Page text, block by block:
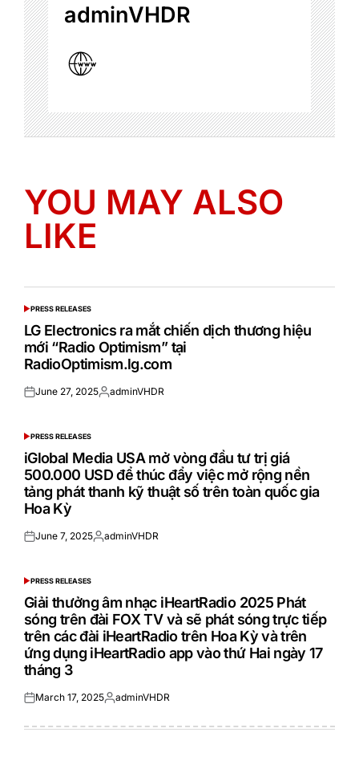
adminVHDR
YOU MAY ALSO
LIKE
POSTED
IN
PRESS RELEASES
LG Electronics ra mắt chiến dịch thương hiệu
mới “Radio Optimism” tại
RadioOptimism.lg.com
Posted
June 27, 2025Posted
adminVHDR
POSTED
IN
PRESS RELEASES
iGlobal Media USA mở vòng đầu tư trị giá
500.000 USD để thúc đẩy việc mở rộng nền
tảng phát thanh kỹ thuật số trên toàn quốc gia
Hoa Kỳ
Posted
June 7, 2025Posted
adminVHDR
POSTED
IN
PRESS RELEASES
Giải thưởng âm nhạc iHeartRadio 2025 Phát
sóng trên đài FOX TV và sẽ phát sóng trực tiếp
trên các đài iHeartRadio trên Hoa Kỳ và trên
ứng dụng iHeartRadio app vào thứ Hai ngày 17
tháng 3
PostedMarch 17, 2025Posted
adminVHDR